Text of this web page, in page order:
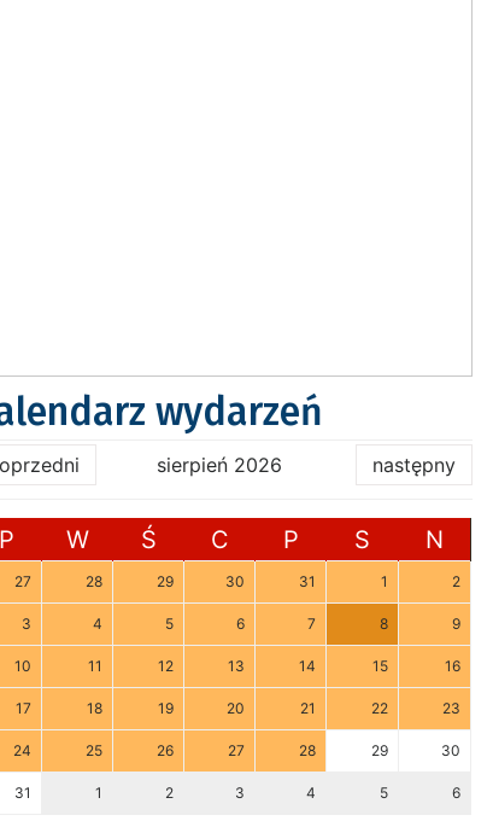
wydarzeń
sierpień 2026 następny
P W Ś C P S N
27 28 29 30 31 1 2
3 4 5 6 7 8 9
10 11 12 13 14 15 16
17 18 19 20 21 22 23
24 25 26 27 28 29 30
31 1 2 3 4 5 6